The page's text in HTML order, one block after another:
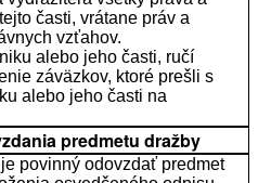
časti, vrátane práv a
vzťahov.
alebo jeho časti, ručí
záväzkov, ktoré prešli s
alebo jeho časti na
predmetu dražby
povinný odovzdať predmet